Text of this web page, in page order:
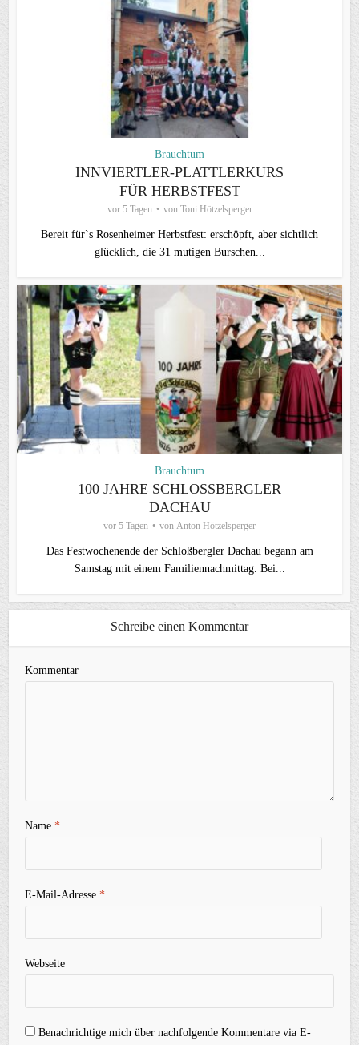
Brauchtum
INNVIERTLER-PLATTLERKURS
FÜR HERBSTFEST
vor 5 Tagen von Toni Hötzelsperger
Bereit für`s Rosenheimer Herbstfest: erschöpft, aber sichtlich
glücklich, die 31 mutigen Burschen...
Brauchtum
100 JAHRE SCHLOSSBERGLER D
ACHAU
vor 5 Tagen von Anton Hötzelsperger
Das Festwochenende der Schloßbergler Dachau begann am
Samstag mit einem Familiennachmittag. Bei...
Schreibe einen Kommentar
Kommentar
Name*
E-Mail-Adresse*
Webseite
Benachrichtige mich über nachfolgende Kommentare via E-